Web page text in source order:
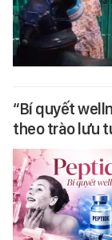
“Bí quyết
theo trào lưu